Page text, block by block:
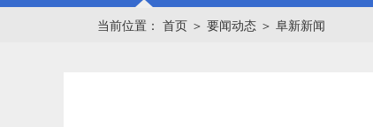
当前位置： 首页 ＞ 要闻动态 ＞ 阜新新闻